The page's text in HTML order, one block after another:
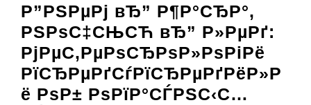
Р”РЅРµРј вЂ” Р¶Р°СЂР°,
РЅРѕС‡СЊСЋ вЂ” Р»РµРґ:
РјРµС‚РµРѕСЂРѕР»РѕРіРё
РїСЂРµРґСѓРїСЂРµРґРёР»Р
ё РѕР± РѕРїР°СЃРЅС‹С…